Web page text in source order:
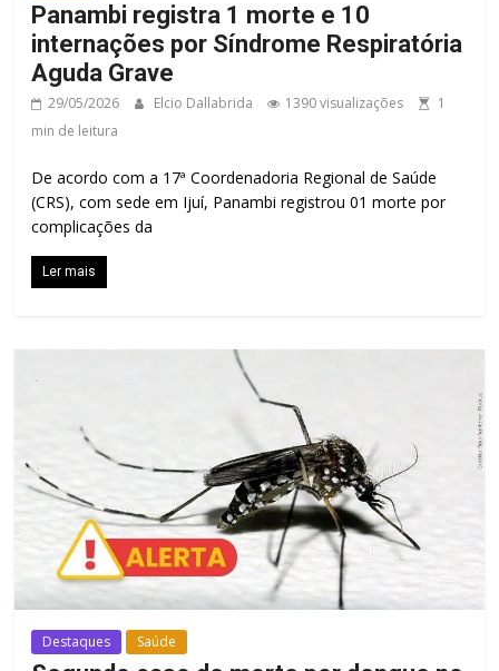
Panambi registra 1 morte e 10
internações por Síndrome Respiratória
Aguda Grave
29/05/2026 Elcio Dallabrida 1390 visualizações
1
min de leitura
De acordo com a 17ª Coordenadoria Regional de Saúde
(CRS), com sede em Ijuí, Panambi registrou 01 morte por
complicações da
Ler mais
Destaques Saúde